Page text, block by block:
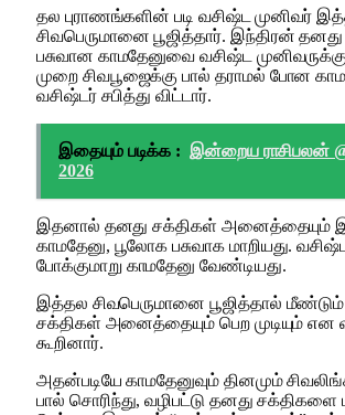
தல புராணங்களின் படி வசிஷ்ட முனிவர்
சிவபெருமானை பூஜித்தார். இந்திரன்
பசுவான காமதேனுவை வசிஷ்ட
முறை சிவபூஜைக்கு பால் தராமல் போன
வசிஷ்டர் சபித்து விட்டார்.
இதையும் படிக்க : இன்றைய ராசிபலன்
2026
இதனால் தனது சக்திகள் அனைத்தையும்
காமதேனு, பூலோக பசுவாக மாறியது.
போக்குமாறு காமதேனு வேண்டியது.
இத்தல சிவபெருமானை பூஜித்தால்
சக்திகள் அனைத்தையும் பெற முடியும் என
கூறினார்.
அதன்படியே காமதேனுவும் தினமும்
பால் சொரிந்து, வழிபட்டு தனது